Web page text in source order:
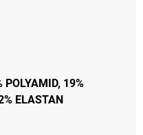
POLYAMID, 19%
ELASTAN